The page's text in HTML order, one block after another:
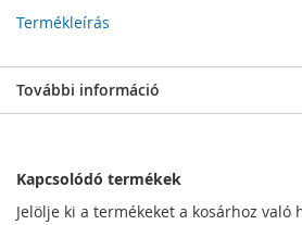
Termékleírás
További információ
Kapcsolódó termékek
Jelölje ki a termékeket a kosárhoz való